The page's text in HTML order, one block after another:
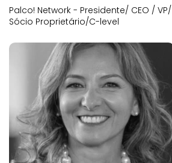
Palco! Network - Presidente/ CEO / VP/
Sócio Proprietário/C-level